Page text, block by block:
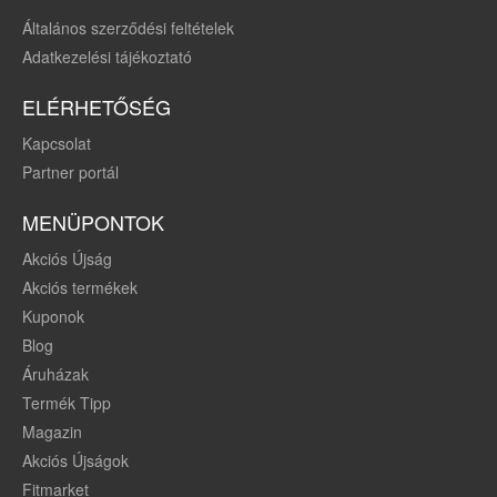
Általános szerződési feltételek
Adatkezelési tájékoztató
ELÉRHETŐSÉG
Kapcsolat
Partner portál
MENÜPONTOK
Akciós Újság
Akciós termékek
Kuponok
Blog
Áruházak
Termék Tipp
Magazin
Akciós Újságok
Fitmarket